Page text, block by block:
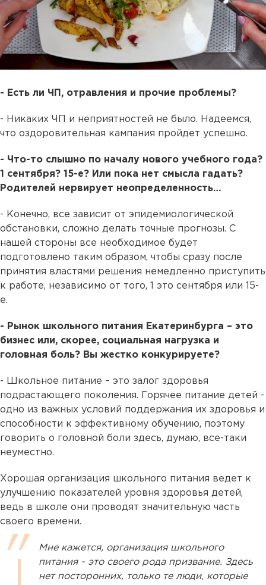
- Есть ли ЧП, отравления и прочие проблемы?
- Никаких ЧП и неприятностей не было. Надеемся,
что оздоровительная кампания пройдет успешно.
- Что-то слышно по началу нового учебного года?
1 сентября? 15-е? Или пока нет смысла гадать?
Родителей нервирует неопределенность…
- Конечно, все зависит от эпидемиологической
обстановки, сложно делать точные прогнозы. С
нашей стороны все необходимое будет
подготовлено таким образом, чтобы сразу после
принятия властями решения немедленно приступить
к работе, независимо от того, 1 это сентября или 15-
е.
- Рынок школьного питания Екатеринбурга – это
бизнес или, скорее, социальная нагрузка и
головная боль? Вы жестко конкурируете?
- Школьное питание – это залог здоровья
подрастающего поколения. Горячее питание детей -
одно из важных условий поддержания их здоровья и
способности к эффективному обучению, поэтому
говорить о головной боли здесь, думаю, все-таки
неуместно.
Хорошая организация школьного питания ведет к
улучшению показателей уровня здоровья детей,
ведь в школе они проводят значительную часть
своего времени.
Мне кажется, организация школьного
питания - это своего рода призвание. Здесь
нет посторонних, только те люди, которые